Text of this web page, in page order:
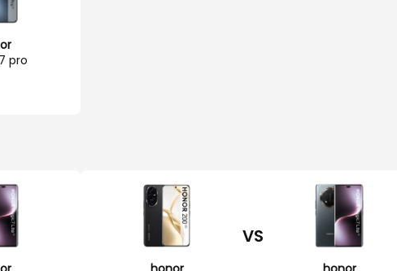
pro
VS